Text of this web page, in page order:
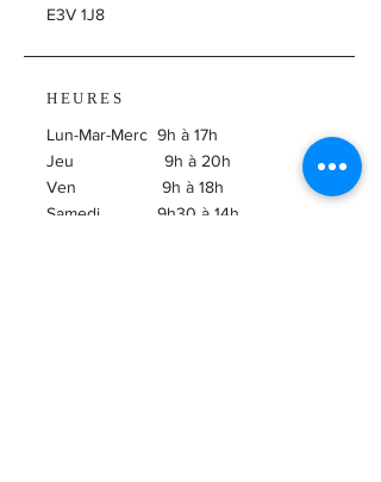
E3V 1J8
HEURES
Lun-Mar-Merc 9h à 17h
Jeu 9h à 20h
Ven 9h à 18h
Samedi 9h30 à 14h